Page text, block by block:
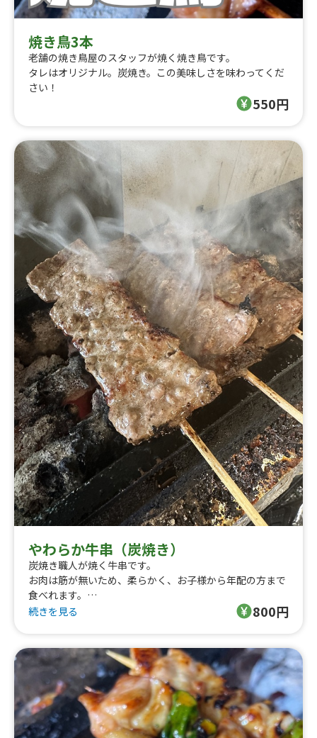
焼き鳥3本
老舗の焼き鳥屋のスタッフが焼く焼き鳥です。
タレはオリジナル。炭焼き。この美味しさを味わってくだ
さい！
550円
やわらか牛串（炭焼き）
炭焼き職人が焼く牛串です。
お肉は筋が無いため、柔らかく、お子様から年配の方まで
食べれます。
良くリピートいただく串焼きです。
続きを見る 800円